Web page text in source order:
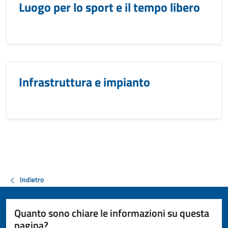
Luogo per lo sport e il tempo libero
Infrastruttura e impianto
Indietro
Quanto sono chiare le informazioni su questa